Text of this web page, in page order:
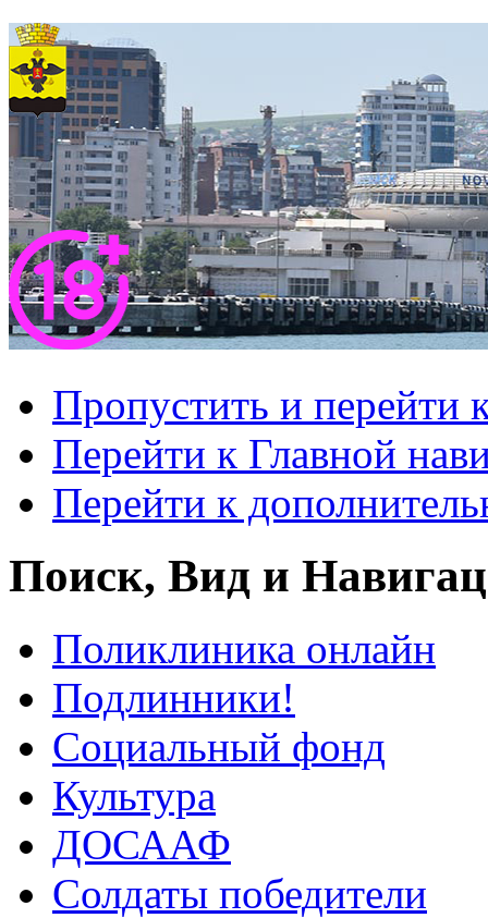
Пропустить и перейти
Перейти к Главной
Перейти к
Поиск, Вид и
Поликлиника онлайн
Подлинники!
Социальный фонд
Культура
ДОСААФ
Солдаты победители